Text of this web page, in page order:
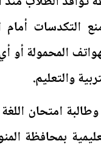
أمام
المحمولة أو
والتعليم.
بمحافظة